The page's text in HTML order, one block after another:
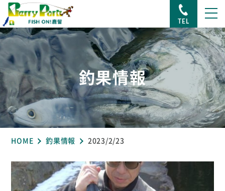
TEL
釣果情報
HOME 釣果情報 2023/2/23